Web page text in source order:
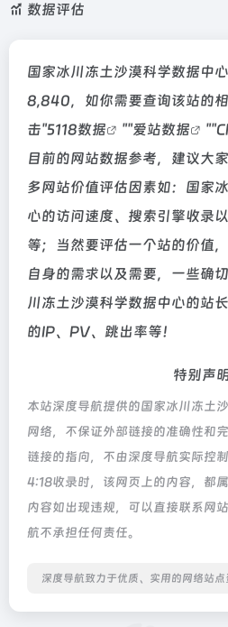
数据评估
国家冰川冻土沙漠科学数据中
8,840，如你需要查询该站的
击"5118数据 ""爱站数据 ""
目前的网站数据参考，建议大
多网站价值评估因素如：国家
心的访问速度、搜索引擎收录
等；当然要评估一个站的价值
自身的需求以及需要，一些确
川冻土沙漠科学数据中心的站
的IP、PV、跳出率等！
特别声
本站深度导航提供的国家冰川冻土
网络，不保证外部链接的准确性和
链接的指向，不由深度导航实际控
4:18收录时，该网页上的内容，都
内容如出现违规，可以直接联系网
航不承担任何责任。
深度导航致力于优质、实用的网络站点